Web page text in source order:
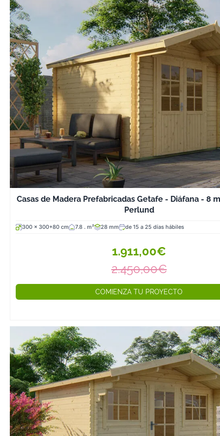
Casas de Madera Prefabricadas Getafe - Diáfana - 8
Perlund
300 x 300+80 cm 7.8 . m² 28 mm de 15 a 25 días hábiles
1.911,00€
2.450,00€
COMIENZA TU PROYECTO